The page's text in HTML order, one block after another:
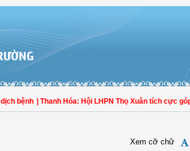
| Thanh Hóa: Hội LHPN Thọ Xuân tích cực góp
Xem cỡ chữ